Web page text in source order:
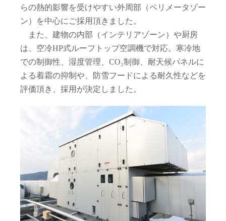
らの熱的影響を受けやすい外周部（ペリメータゾー
ン）を中心にご採用頂きました。
また、建物の内部（インテリアゾーン）や厨房
は、空冷HP式ルーフトップ空調機で対応。寒冷地
での制御性、湿度管理、CO₂制御、耐天候パネルに
よる着霜の抑制や、防雪フードによる耐久性などを
評価頂き、採用が決定しました。